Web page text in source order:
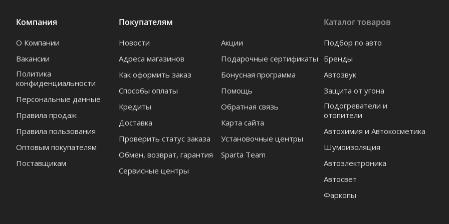
Компания
О Компании
Вакансии
Политика
конфиденциальности
Персональные данные
Правила продаж
Правила пользования
Оптовым покупателям
Поставщикам
Покупателям
Новости
Адреса магазинов
Как оформить заказ
Способы оплаты
Кредиты
Доставка
Проверить статус заказа
Обмен, возврат, гарантия
Сервисные центры
Акции
Подарочные сертификаты
Бонусная программа
Помощь
Обратная связь
Карта сайта
Установочные центры
Sparta Team
Каталог товаров
Подбор по авто
Бренды
Автозвук
Защита от угона
Подогреватели и
отопители
Автохимия и Автокосметика
Шумоизоляция
Автоэлектроника
Автосвет
Фаркопы